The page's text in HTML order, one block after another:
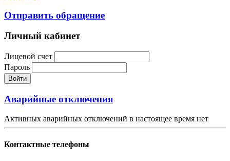
Отправить обращение
Личный кабинет
Лицевой счет
Пароль
Войти
Аварийные отключения
Активных аварийных отключений в настоящее время нет
Контактные телефоны